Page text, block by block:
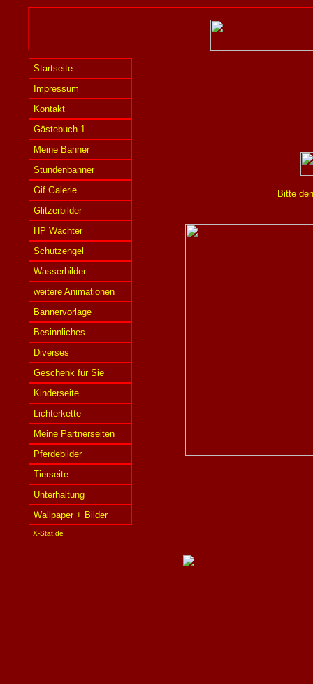
Startseite
Impressum
Kontakt
Gästebuch 1
Meine Banner
Stundenbanner
Gif Galerie
Glitzerbilder
HP Wächter
Schutzengel
Wasserbilder
weitere Animationen
Bannervorlage
Besinnliches
Diverses
Geschenk für Sie
Kinderseite
Lichterkette
Meine Partnerseiten
Pferdebilder
Tierseite
Unterhaltung
Wallpaper + Bilder
X-Stat.de
Bitte